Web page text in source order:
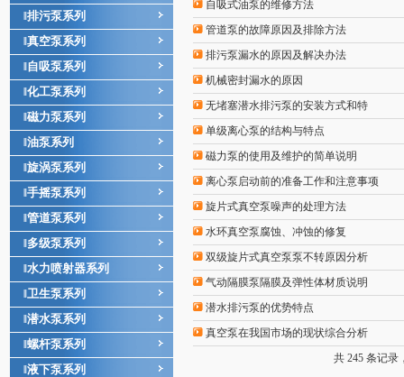
排污泵系列
真空泵系列
自吸泵系列
化工泵系列
磁力泵系列
油泵系列
旋涡泵系列
手摇泵系列
管道泵系列
多级泵系列
水力喷射器系列
卫生泵系列
潜水泵系列
螺杆泵系列
液下泵系列
自吸式油泵的维修方法
管道泵的故障原因及排除方法
排污泵漏水的原因及解决办法
机械密封漏水的原因
无堵塞潜水排污泵的安装方式和特
单级离心泵的结构与特点
磁力泵的使用及维护的简单说明
离心泵启动前的准备工作和注意事项
旋片式真空泵噪声的处理方法
水环真空泵腐蚀、冲蚀的修复
双级旋片式真空泵泵不转原因分析
气动隔膜泵隔膜及弹性体材质说明
潜水排污泵的优势特点
真空泵在我国市场的现状综合分析
共 245 条记